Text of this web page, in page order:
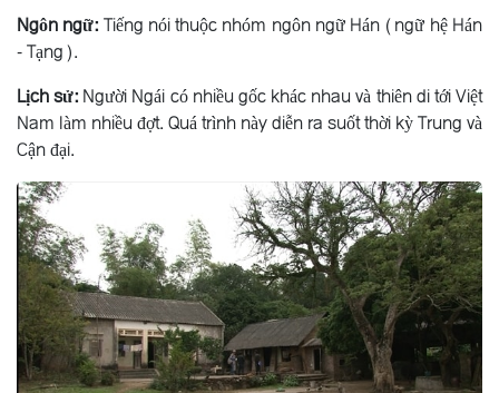
Ngôn ngữ:Tiếng nói thuộc nhóm ngôn ngữ Hán (ngữ hệ Hán
- Tạng).
Lịch sử:Người Ngái có nhiều gốc khác nhau và thiên di tới Việt
Nam làm nhiều đợt. Quá trình này diễn ra suốt thời kỳ Trung và
Cận đại.